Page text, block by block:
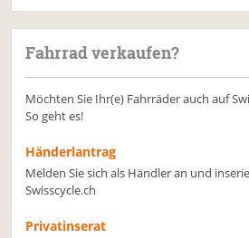
Fahrrad verkaufen?
Möchten Sie Ihr(e) Fahrräder auch auf
So geht es!
Händerlantrag
Melden Sie sich als Händler an und
Swisscycle.ch
Privatinserat